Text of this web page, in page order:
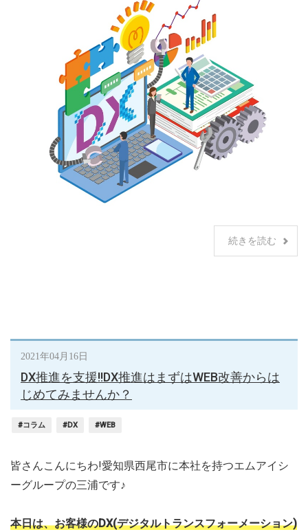
続きを読む
2021年04月16日
DX推進を支援!!DX推進はまずはWEB改善からは
じめてみませんか？
#コラム #DX #WEB
皆さんこんにちわ!愛知県西尾市に本社を持つエムアイシ
ーグループの三浦です♪
本日は、お客様のDX(デジタルトランスフォーメーション)